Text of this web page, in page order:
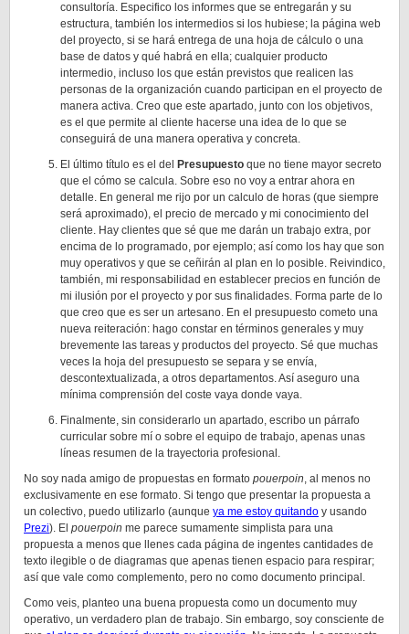
consultoría. Especifico los informes que se entregarán y su
estructura, también los intermedios si los hubiese; la página web
del proyecto, si se hará entrega de una hoja de cálculo o una
base de datos y qué habrá en ella; cualquier producto
intermedio, incluso los que están previstos que realicen las
personas de la organización cuando participan en el proyecto de
manera activa. Creo que este apartado, junto con los objetivos,
es el que permite al cliente hacerse una idea de lo que se
conseguirá de una manera operativa y concreta.
El último título es el del
Presupuesto que no tiene mayor secreto
que el cómo se calcula. Sobre eso no voy a entrar ahora en
detalle. En general me rijo por un calculo de horas (que siempre
será aproximado), el precio de mercado y mi conocimiento del
cliente. Hay clientes que sé que me darán un trabajo extra, por
encima de lo programado, por ejemplo; así como los hay que son
muy operativos y que se ceñirán al plan en lo posible. Reivindico,
también, mi responsabilidad en establecer precios en función de
mi ilusión por el proyecto y por sus finalidades. Forma parte de lo
que creo que es ser un artesano. En el presupuesto cometo una
nueva reiteración: hago constar en términos generales y muy
brevemente las tareas y productos del proyecto. Sé que muchas
veces la hoja del presupuesto se separa y se envía,
descontextualizada, a otros departamentos. Así aseguro una
mínima comprensión del coste vaya donde vaya.
Finalmente, sin considerarlo un apartado, escribo un párrafo
curricular sobre mí o sobre el equipo de trabajo, apenas unas
líneas resumen de la trayectoria profesional.
No soy nada amigo de propuestas en formato pouerpoin, al menos no
exclusivamente en ese formato. Si tengo que presentar la propuesta a
un colectivo, puedo utilizarlo (aunque ya me estoy quitando y usando
Prezi). El pouerpoin me parece sumamente simplista para una
propuesta a menos que llenes cada página de ingentes cantidades de
texto ilegible o de diagramas que apenas tienen espacio para respirar;
así que vale como complemento, pero no como documento principal.
Como veis, planteo una buena propuesta como un documento muy
operativo, un verdadero plan de trabajo. Sin embargo, soy consciente de